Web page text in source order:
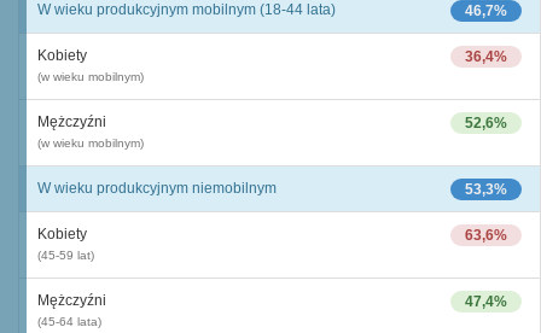
46,7%
W wieku produkcyjnym mobilnym (18-44 lata)
36,4%
Kobiety
(w wieku mobilnym)
52,6%
Mężczyźni
(w wieku mobilnym)
53,3%
W wieku produkcyjnym niemobilnym
63,6%
Kobiety
(45-59 lat)
47,4%
Mężczyźni
(45-64 lata)